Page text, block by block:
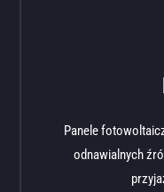
Panele
odnawialnych